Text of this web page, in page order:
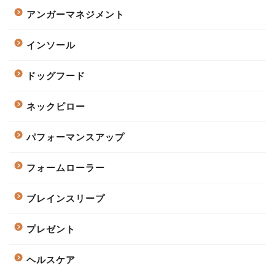
アンガーマネジメント
インソール
ドッグフード
ネックピロー
パフォーマンスアップ
フォームローラー
ブレインスリープ
プレゼント
ヘルスケア